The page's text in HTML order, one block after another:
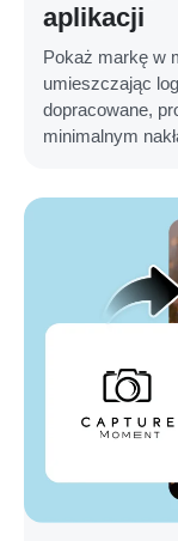
aplikacji
Pokaż markę w
umieszczając
dopracowane,
minimalnym